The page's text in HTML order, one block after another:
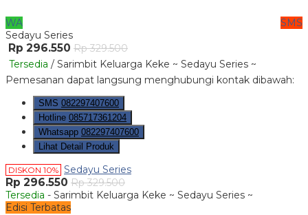
WA
SMS
Sedayu Series
Rp 296.550 Rp 329.500
Tersedia / Sarimbit Keluarga Keke ~ Sedayu Series ~
Pemesanan dapat langsung menghubungi kontak dibawah:
SMS 082297407600
Hotline 085717361204
Whatsapp 082297407600
Lihat Detail Produk
DISKON 10% Sedayu Series
Rp 296.550 Rp 329.500
Tersedia - Sarimbit Keluarga Keke ~ Sedayu Series ~
Edisi Terbatas